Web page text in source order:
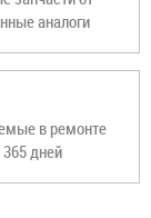
аналоги
в ремонте
дней